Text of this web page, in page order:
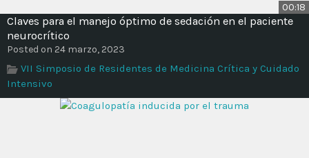
00:18
Claves para el manejo óptimo de sedación en el paciente
neurocrítico
Posted on 24 marzo, 2023
VII Simposio de Residentes de Medicina Crítica y Cuidado
Intensivo